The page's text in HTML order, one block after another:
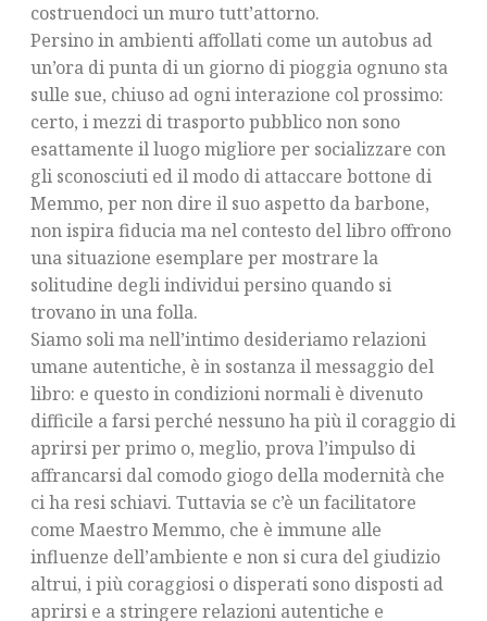
costruendoci un muro tutt’attorno.
Persino in ambienti affollati come un autobus ad
un’ora di punta di un giorno di pioggia ognuno sta
sulle sue, chiuso ad ogni interazione col prossimo:
certo, i mezzi di trasporto pubblico non sono
esattamente il luogo migliore per socializzare con
gli sconosciuti ed il modo di attaccare bottone di
Memmo, per non dire il suo aspetto da barbone,
non ispira fiducia ma nel contesto del libro offrono
una situazione esemplare per mostrare la
solitudine degli individui persino quando si
trovano in una folla.
Siamo soli ma nell’intimo desideriamo relazioni
umane autentiche, è in sostanza il messaggio del
libro: e questo in condizioni normali è divenuto
difficile a farsi perché nessuno ha più il coraggio di
aprirsi per primo o, meglio, prova l’impulso di
affrancarsi dal comodo giogo della modernità che
ci ha resi schiavi. Tuttavia se c’è un facilitatore
come Maestro Memmo, che è immune alle
influenze dell’ambiente e non si cura del giudizio
altrui, i più coraggiosi o disperati sono disposti ad
aprirsi e a stringere relazioni autentiche e